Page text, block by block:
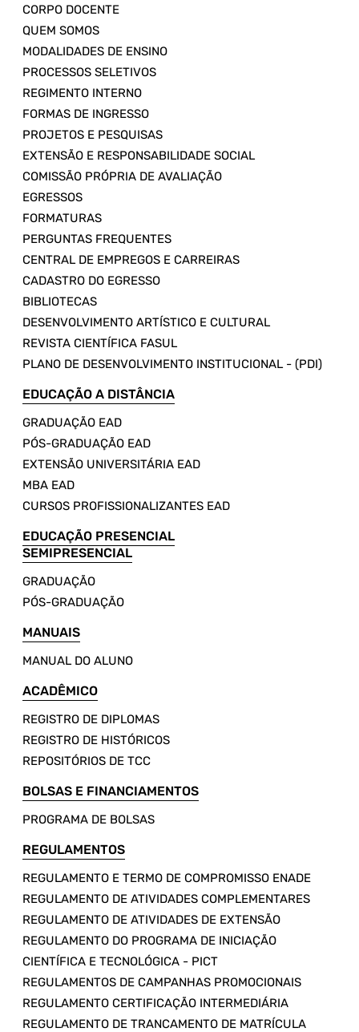
CORPO DOCENTE
QUEM SOMOS
MODALIDADES DE ENSINO
PROCESSOS SELETIVOS
REGIMENTO INTERNO
FORMAS DE INGRESSO
PROJETOS E PESQUISAS
EXTENSÃO E RESPONSABILIDADE SOCIAL
COMISSÃO PRÓPRIA DE AVALIAÇÃO
EGRESSOS
FORMATURAS
PERGUNTAS FREQUENTES
CENTRAL DE EMPREGOS E CARREIRAS
CADASTRO DO EGRESSO
BIBLIOTECAS
DESENVOLVIMENTO ARTÍSTICO E CULTURAL
REVISTA CIENTÍFICA FASUL
PLANO DE DESENVOLVIMENTO INSTITUCIONAL - (PDI)
EDUCAÇÃO A DISTÂNCIA
GRADUAÇÃO EAD
PÓS-GRADUAÇÃO EAD
EXTENSÃO UNIVERSITÁRIA EAD
MBA EAD
CURSOS PROFISSIONALIZANTES EAD
EDUCAÇÃO PRESENCIAL
SEMIPRESENCIAL
GRADUAÇÃO
PÓS-GRADUAÇÃO
MANUAIS
MANUAL DO ALUNO
ACADÊMICO
REGISTRO DE DIPLOMAS
REGISTRO DE HISTÓRICOS
REPOSITÓRIOS DE TCC
BOLSAS E FINANCIAMENTOS
PROGRAMA DE BOLSAS
REGULAMENTOS
REGULAMENTO E TERMO DE COMPROMISSO ENADE
REGULAMENTO DE ATIVIDADES COMPLEMENTARES
REGULAMENTO DE ATIVIDADES DE EXTENSÃO
REGULAMENTO DO PROGRAMA DE INICIAÇÃO
CIENTÍFICA E TECNOLÓGICA - PICT
REGULAMENTOS DE CAMPANHAS PROMOCIONAIS
REGULAMENTO CERTIFICAÇÃO INTERMEDIÁRIA
REGULAMENTO DE TRANCAMENTO DE MATRÍCULA